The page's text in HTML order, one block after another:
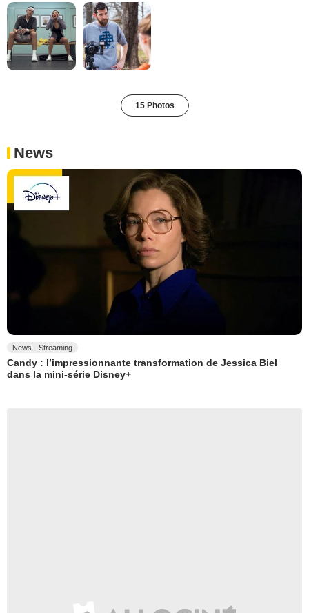
15 Photos
News
News - Streaming
Candy : l’impressionnante transformation de Jessica Biel
dans la mini-série Disney+